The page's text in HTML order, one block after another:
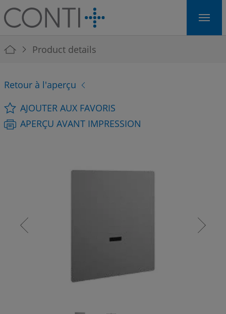
Skip to main navigation
Skip to main content
Skip to page footer
You are here:
Product details
Retour à l'aperçu
AJOUTER AUX FAVORIS
APERÇU AVANT IMPRESSION